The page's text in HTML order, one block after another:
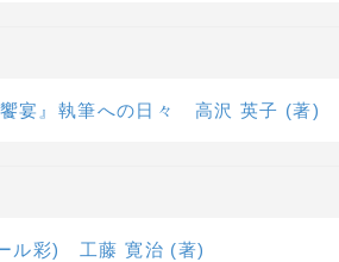
宴』執筆への日々 高沢 英子 (著)
ル彩) 工藤 寛治 (著)